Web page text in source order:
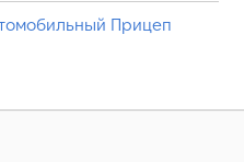
Прицеп
Классические Авто